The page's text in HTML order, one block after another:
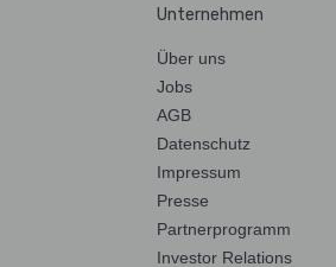
Unternehmen
Über uns
Jobs
AGB
Datenschutz
Impressum
Presse
Partnerprogramm
Investor Relations